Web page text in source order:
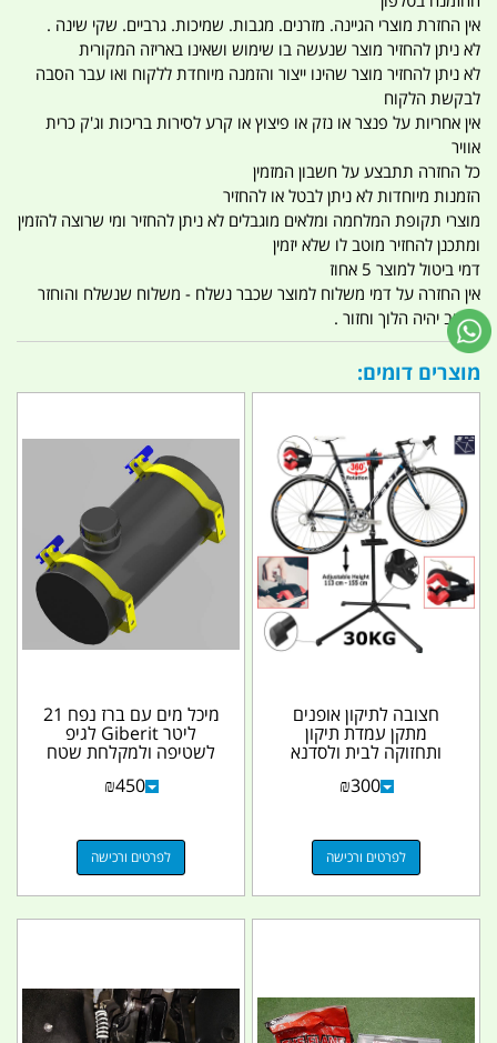
אין החזרת מוצרי הגיינה. מזרנים. מגבות. שמיכות. גרביים. שקי שינה .
לא ניתן להחזיר מוצר שנעשה בו שימוש ושאינו באריזה המקורית
לא ניתן להחזיר מוצר שהינו ייצור והזמנה מיוחדת ללקוח ואו עבר הסבה
לבקשת הלקוח
אין אחריות על פנצר או נזק או פיצוץ או קרע לסירות בריכות וג'ק כרית
אוויר
כל החזרה תתבצע על חשבון המזמין
הזמנות מיוחדות לא ניתן לבטל או להחזיר
מוצרי תקופת המלחמה ומלאים מוגבלים לא ניתן להחזיר ומי שרוצה להזמין
ומתכנן להחזיר מוטב לו שלא יזמין
דמי ביטול למוצר 5 אחוז
אין החזרה על דמי משלוח למוצר שכבר נשלח - משלוח שנשלח והוחזר
החיוב יהיה הלוך וחזור .
מוצרים דומים:
חצובה לתיקון אופנים
מתקן עמדת תיקון
ותחזוקה לבית ולסדנא
קמפינג לייף
₪300
לפרטים ורכישה
מיכל מים עם ברז נפח 21
ליטר Giberit לגיפ
לשטיפה ולמקלחת שטח
₪450
לפרטים ורכישה